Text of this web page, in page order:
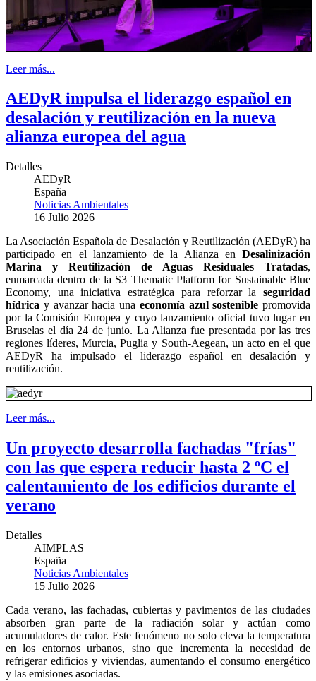
Leer más...
AEDyR impulsa el liderazgo español en
desalación y reutilización en la nueva
alianza europea del agua
Detalles
AEDyR
España
Noticias Ambientales
16 Julio 2026
La Asociación Española de Desalación y Reutilización (AEDyR) ha
participado en el lanzamiento de la Alianza en Desalinización
Marina y Reutilización de Aguas Residuales Tratadas,
enmarcada dentro de la S3 Thematic Platform for Sustainable Blue
Economy, una iniciativa estratégica para reforzar la seguridad
hídrica y avanzar hacia una economía azul sostenible promovida
por la Comisión Europea y cuyo lanzamiento oficial tuvo lugar en
Bruselas el día 24 de junio. La Alianza fue presentada por las tres
regiones líderes, Murcia, Puglia y South-Aegean, un acto en el que
AEDyR ha impulsado el liderazgo español en desalación y
reutilización.
Leer más...
Un proyecto desarrolla fachadas "frías"
con las que espera reducir hasta 2 ºC el
calentamiento de los edificios durante el
verano
Detalles
AIMPLAS
España
Noticias Ambientales
15 Julio 2026
Cada verano, las fachadas, cubiertas y pavimentos de las ciudades
absorben gran parte de la radiación solar y actúan como
acumuladores de calor. Este fenómeno no solo eleva la temperatura
en los entornos urbanos, sino que incrementa la necesidad de
refrigerar edificios y viviendas, aumentando el consumo energético
y las emisiones asociadas.